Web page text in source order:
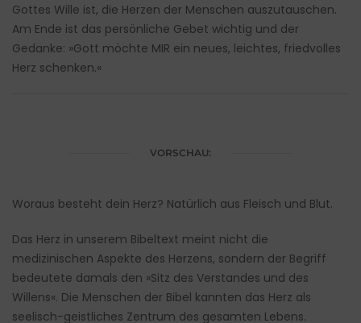
Gottes Wille ist, die Herzen der Menschen auszutauschen.
Am Ende ist das persönliche Gebet wichtig und der
Gedanke: »Gott möchte MIR ein neues, leichtes, friedvolles
Herz schenken.«
VORSCHAU:
Woraus besteht dein Herz? Natürlich aus Fleisch und Blut.
Das Herz in unserem Bibeltext meint nicht die
medizinischen Aspekte des Herzens, sondern der Begriff
bedeutete damals den »Sitz des Verstandes und des
Willens«. Die Menschen der Bibel kannten das Herz als
seelisch-geistliches Zentrum des gesamten Lebens.